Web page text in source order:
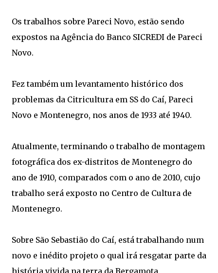
Os trabalhos sobre Pareci Novo, estão sendo
expostos na Agência do Banco SICREDI de Pareci
Novo.
Fez também um levantamento histórico dos
problemas da Citricultura em SS do Caí, Pareci
Novo e Montenegro, nos anos de 1933 até 1940.
Atualmente, terminando o trabalho de montagem
fotográfica dos ex-distritos de Montenegro do
ano de 1910, comparados com o ano de 2010, cujo
trabalho será exposto no Centro de Cultura de
Montenegro.
Sobre São Sebastião do Caí, está trabalhando num
novo e inédito projeto o qual irá resgatar parte da
história vivida na terra da Bergamota.